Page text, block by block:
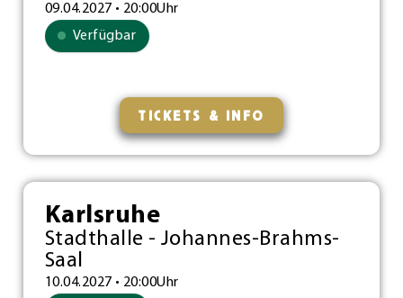
09.04.2027 • 20:00Uhr
Verfügbar
TICKETS & INFO
Karlsruhe
Stadthalle - Johannes-Brahms-
Saal
10.04.2027 • 20:00Uhr